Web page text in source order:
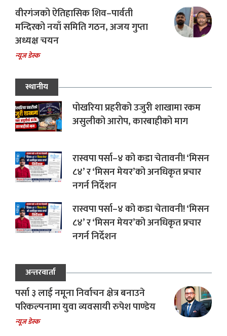
वीरगंजको ऐतिहासिक शिव–पार्वती
मन्दिरको नयाँ समिति गठन, अजय गुप्ता
अध्यक्ष चयन
न्यूज डेस्क
स्थानीय
पोखरिया प्रहरीको उजुरी शाखामा रकम
असुलीको आरोप, कारबाहीको माग
रास्वपा पर्सा–४ को कडा चेतावनी! ‘मिसन
८४’ र ‘मिसन मेयर’को अनधिकृत प्रचार
नगर्न निर्देशन
रास्वपा पर्सा–४ को कडा चेतावनी! ‘मिसन
८४’ र ‘मिसन मेयर’को अनधिकृत प्रचार
नगर्न निर्देशन
अन्तरवार्ता
पर्सा ३ लाई नमूना निर्वाचन क्षेत्र बनाउने
परिकल्पनामा युवा व्यवसायी रुपेश पाण्डेय
न्यूज डेस्क